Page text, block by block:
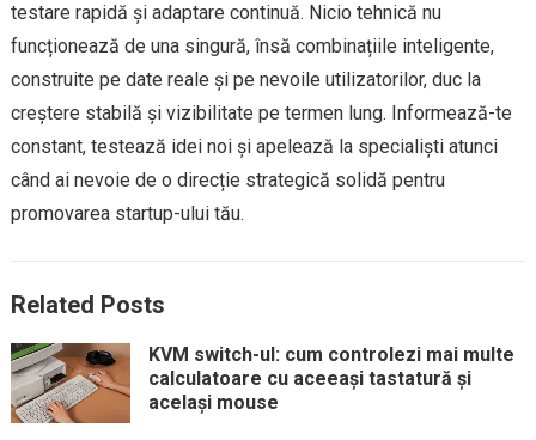
testare rapidă și adaptare continuă. Nicio tehnică nu
funcționează de una singură, însă combinațiile inteligente,
construite pe date reale și pe nevoile utilizatorilor, duc la
creștere stabilă și vizibilitate pe termen lung. Informează-te
constant, testează idei noi și apelează la specialiști atunci
când ai nevoie de o direcție strategică solidă pentru
promovarea startup-ului tău.
Related Posts
KVM switch-ul: cum controlezi mai multe
calculatoare cu aceeași tastatură și
același mouse